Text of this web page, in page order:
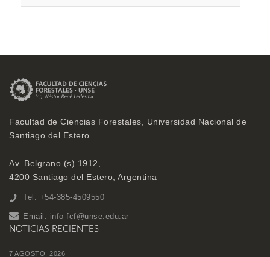
Facultad de Ciencias Forestales, Universidad Nacional de
Santiago del Estero
Av. Belgrano (s) 1912,
4200 Santiago del Estero, Argentina
Tel: +54-385-4509550
Email: info-fcf@unse.edu.ar
NOTICIAS RECIENTES
7 AGOSTO, 2026